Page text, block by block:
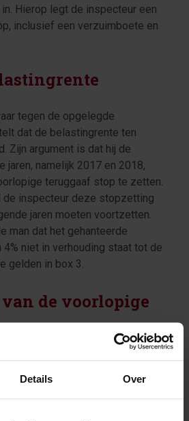
Details Over
Hierop legt de inspecteur een
inclusief een verzuimboete en
tegen de opgelegde
dat de belastingrente ten
Zijn argument is dat hij de
jaren, namelijk 2017 en 2018,
teruggaaf stop te zetten.
de inspecteur deze stopzetting
jaren moeten voortzetten.
man dat het gehanteerde
4% niet in verhouding staat tot de
gelden in box 3.
de voorlopige
de belastingrente
heeft gebracht. Het feit dat de
verzocht om stopzetting van